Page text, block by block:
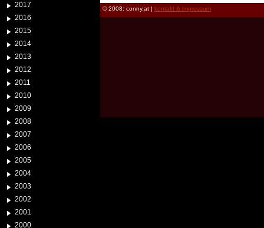
2017
2016
2015
2014
2013
2012
2011
2010
2009
2008
2007
2006
2005
2004
2003
2002
2001
2000
© 2008: conny.at | kontakt & impressum